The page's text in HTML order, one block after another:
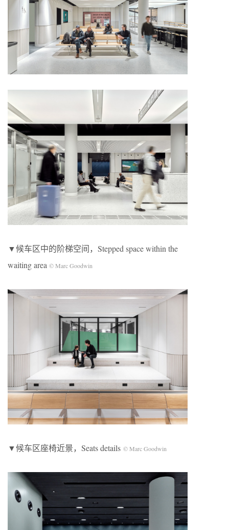
▼候车区中的阶梯空间，Stepped space within the
waiting area © Marc Goodwin
▼候车区座椅近景，Seats details © Marc Goodwin